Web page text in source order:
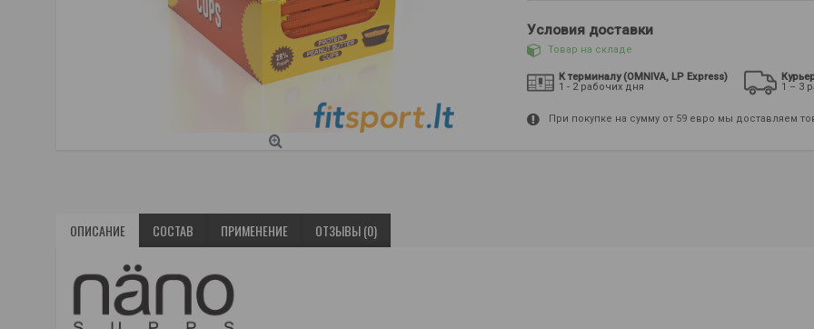
Условия доставки
Товар на складе
К терминалу (OMNIVA, LP Express)
1 - 2 рабочих дня
1 – 3
При покупке на сумму от 59 евро мы доставляем
ОПИСАНИЕ СОСТАВ ПРИМЕНЕНИЕ ОТЗЫВЫ (0)